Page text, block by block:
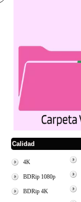
Calidad
4K
BDRip 1080p
BDRip 4K